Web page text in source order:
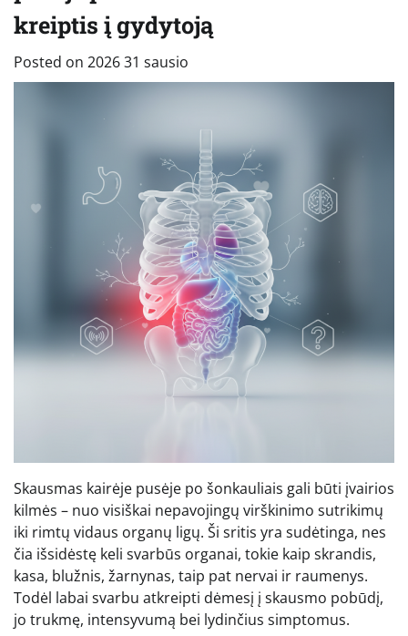
kreiptis į gydytoją
Posted on 2026 31 sausio
Skausmas kairėje pusėje po šonkauliais gali būti įvairios
kilmės – nuo visiškai nepavojingų virškinimo sutrikimų
iki rimtų vidaus organų ligų. Ši sritis yra sudėtinga, nes
čia išsidėstę keli svarbūs organai, tokie kaip skrandis,
kasa, blužnis, žarnynas, taip pat nervai ir raumenys.
Todėl labai svarbu atkreipti dėmesį į skausmo pobūdį,
jo trukmę, intensyvumą bei lydinčius simptomus.